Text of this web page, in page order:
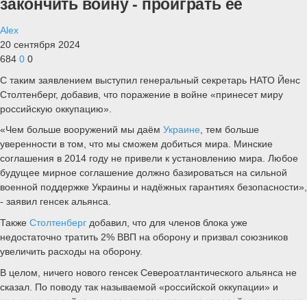
закончить войну - проиграть её
Alex
20 сентября 2024
684 0 0
С таким заявлением выступил генеральный секретарь НАТО Йенс
Столтенберг, добавив, что поражение в войне «принесет миру
российскую оккупацию».
«Чем больше вооружений мы даём Украине, тем больше
уверенности в том, что мы сможем добиться мира. Минские
соглашения в 2014 году не привели к установлению мира. Любое
будущее мирное соглашение должно базироваться на сильной
военной поддержке Украины и надёжных гарантиях безопасности»,
- заявил генсек альянса.
Также Столтенберг добавил, что для членов блока уже
недостаточно тратить 2% ВВП на оборону и призвал союзников
увеличить расходы на оборону.
В целом, ничего нового генсек Североатлантического альянса не
сказал. По поводу так называемой «российской оккупации» и